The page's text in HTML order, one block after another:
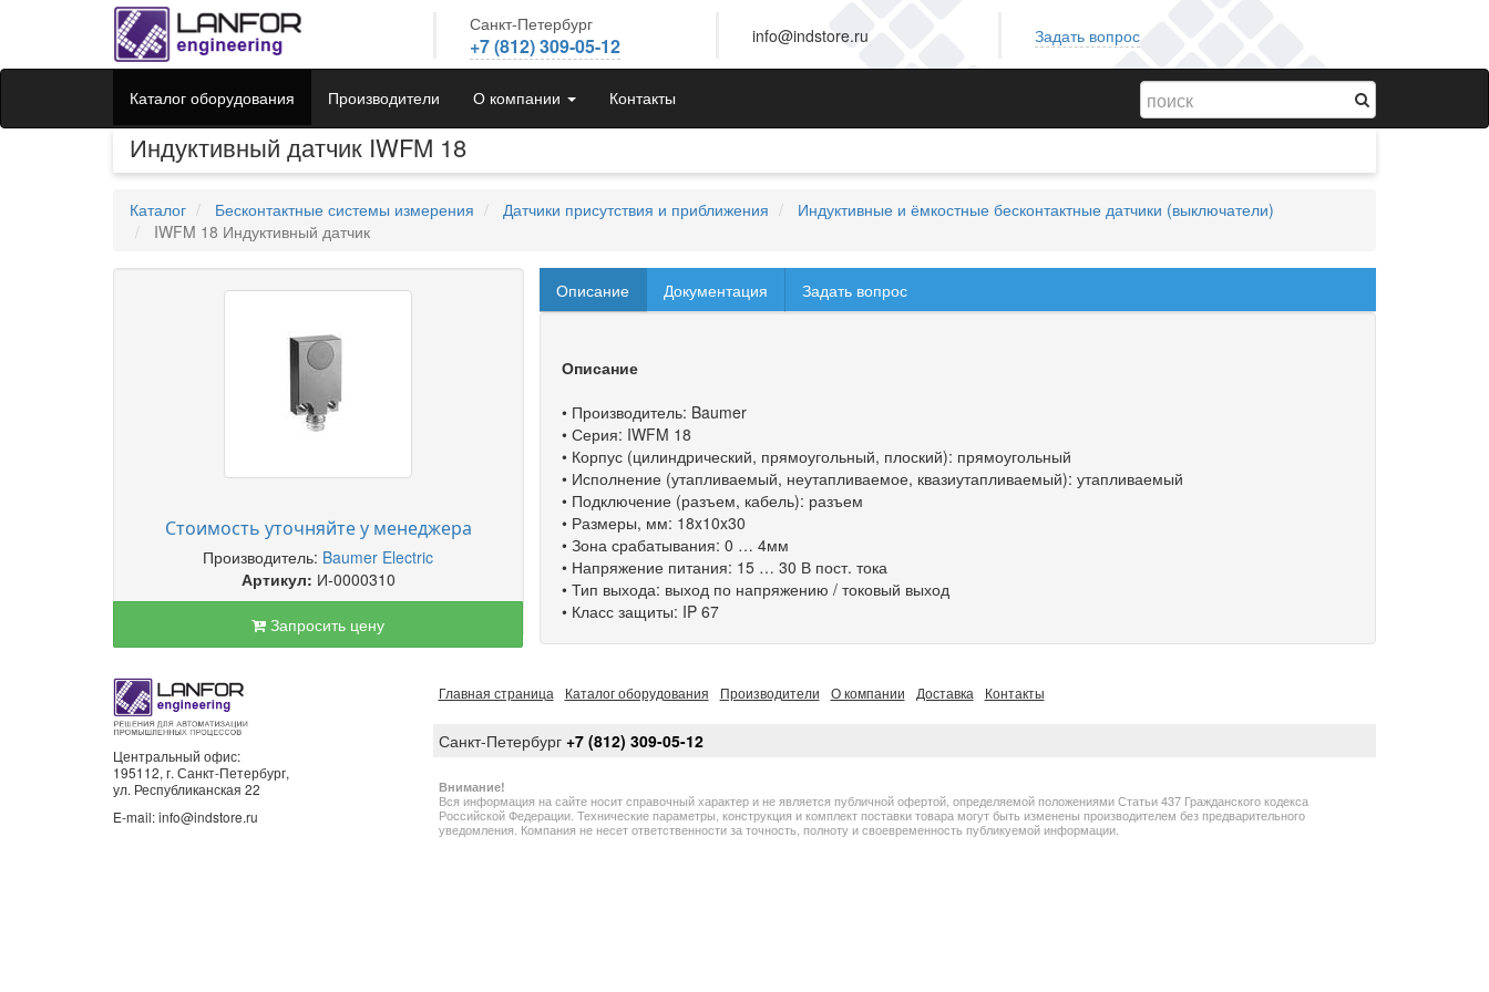
Санкт-Петербург
+7 (812) 309-05-12 info@indstore.ru Задать вопрос
Каталог оборудования Производители О компании Контакты
Индуктивный датчик IWFM 18
Каталог Бесконтактные системы измерения Датчики присутствия и приближения
Индуктивные и ёмкостные бесконтактные датчики (выключатели)
IWFM 18 Индуктивный датчик
Стоимость уточняйте у менеджера
Производитель: Baumer Electric
Артикул: И-0000310
Запросить цену
Описание Документация Задать вопрос
Описание
• Производитель: Baumer
• Серия: IWFM 18
• Корпус (цилиндрический, прямоугольный, плоский): прямоугольный
• Исполнение (утапливаемый, неутапливаемое, квазиутапливаемый): утапливаемый
• Подключение (разъем, кабель): разъем
• Размеры, мм: 18x10x30
• Зона срабатывания: 0 … 4мм
• Напряжение питания: 15 … 30 В пост. тока
• Тип выхода: выход по напряжению / токовый выход
• Класс защиты: IP 67
Центральный офис:
195112, г. Санкт-Петербург,
ул. Республиканская 22
E-mail: info@indstore.ru
Главная страница Каталог оборудования Производители О компании Доставка Контакты
Санкт-Петербург +7 (812) 309-05-12
Внимание!
Вся информация на сайте носит справочный характер и не является публичной офертой, определяемой положениями Статьи 437 Гражданского кодекса
Российской Федерации. Технические параметры, конструкция и комплект поставки товара могут быть изменены производителем без предварительного
уведомления. Компания не несет ответственности за точность, полноту и своевременность публикуемой информации.